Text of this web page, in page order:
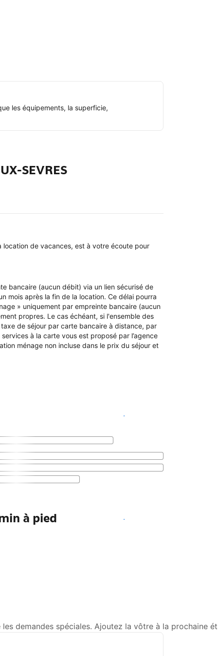
les équipements, la superficie,
SEVRES
location de vacances, est à votre écoute pour
bancaire (aucun débit) via un lien sécurisé de
mois après la fin de la location. Ce délai pourra
» uniquement par empreinte bancaire (aucun
propres. Le cas échéant, si l'ensemble des
de séjour par carte bancaire à distance, par
à la carte vous est proposé par l’agence
ménage non incluse dans le prix du séjour et
Voir les disponibilités
à pied
Voir les disponibilités
demandes spéciales. Ajoutez la vôtre à la prochaine